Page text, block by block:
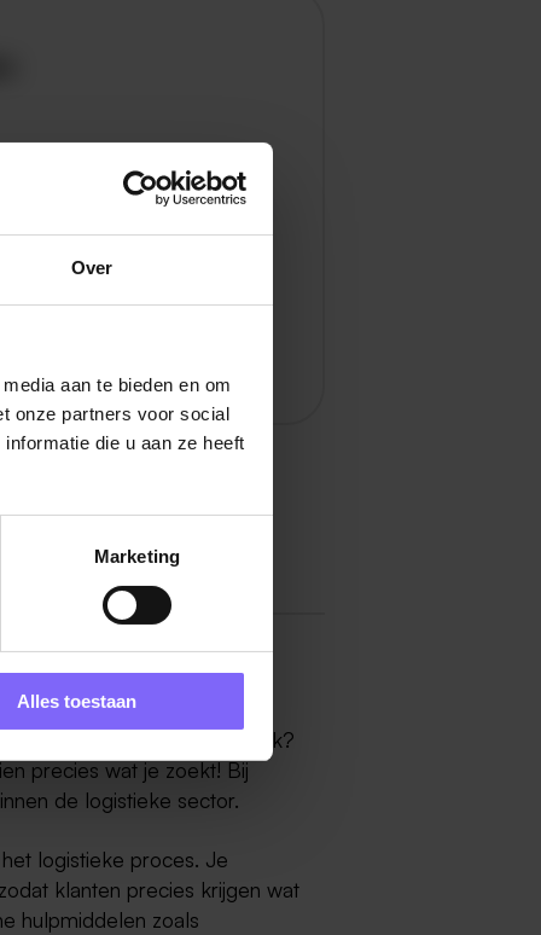
Over
aan te bieden en om
onze partners voor social
die u aan ze heeft
Marketing
Alles toestaan
uitdaging in de logistiek?
precies wat je zoekt! Bij
de logistieke sector.
logistieke proces. Je
klanten precies krijgen wat
hulpmiddelen zoals